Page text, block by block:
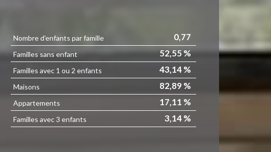
Nombre d'enfants par famille 0,77
Familles sans enfant 52,55 %
Familles avec 1 ou 2 enfants 43,14 %
Maisons 82,89 %
Appartements 17,11 %
Familles avec 3 enfants 3,14 %